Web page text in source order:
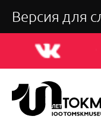
Версия для